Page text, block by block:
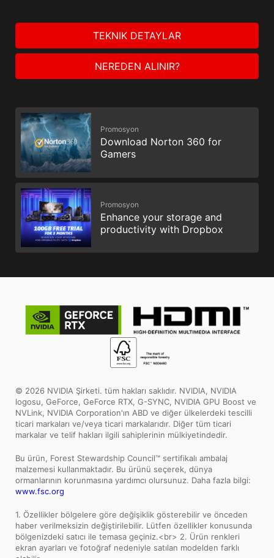
TEKNIK DETAYLAR
NEREDEN ALINIR?
Promosyon
Download Norton 360 for
Gamers
Promosyon
Enhance your storage and
productivity with Dropbox
© 2026 NVIDIA Şirketi. tüm hakları saklıdır. NVIDIA, NVIDIA
logosu, GeForce, GeForce RTX, G-SYNC, NVIDIA GPU Boost ve
NVLink, NVIDIA Corporation'ın ABD ve diğer ülkelerdeki tescilli
ticari markaları ve/veya ticari markalarıdır. Diğer tüm ticari
markalar ve telif hakları ilgili sahiplerinin mülkiyetindedir.
Bu ürün, Forest Stewardship Council™ sertifikalı ambalaj
malzemesi kullanmaktadır. Bu ürünü seçerek, dünya
ormanlarının korunmasına yardımcı olursunuz. Daha fazla bilgi:
www.fsc.org
1. Özellikler bölgelere göre değişiklik gösterebilir ve önceden
haber verilmeksizin değiştirilebilir. Lütfen özellikler konusunda
bölgenizdeki satıcı ile temasa geçiniz.<br> 2. Ürün renkleri
ekran ayarları ve fotoğraf nedeniyle satılan modelden farklı